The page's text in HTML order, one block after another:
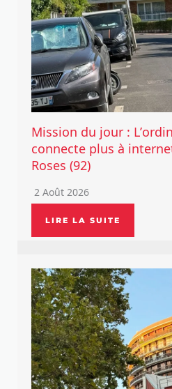
Mission du jour :
connecte plus à
Roses (92)
2 Août 2026
LIRE LA SUITE